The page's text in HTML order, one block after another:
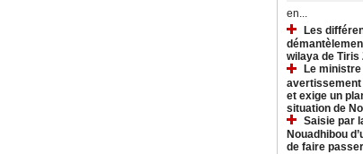
en...
Les
wilaya de Tiris
Le
avertissement
et exige un
situation de
Saisie par
Nouadhibou
de faire